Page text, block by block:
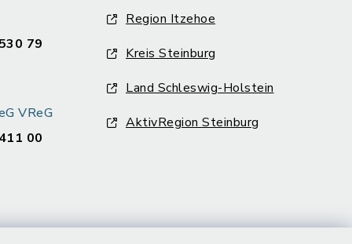
79
VReG
00
Region Itzehoe
Kreis Steinburg
Land Schleswig-Holstein
AktivRegion Steinburg